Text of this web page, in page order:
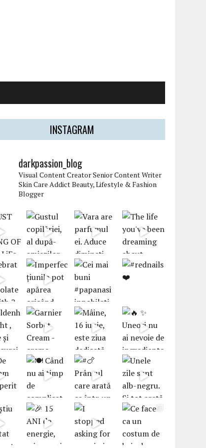
INSTAGRAM
darkpassion_blog
Visual Content CreatorSenior Content Writer
Skin Care AddictBeauty, Lifestyle & Fashion
Blogger